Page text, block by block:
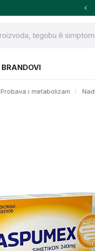
BRANDOVI
Probava i metabolizam